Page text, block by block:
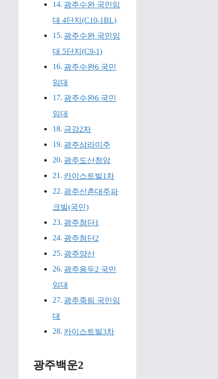
광주수완 국민임
대 4단지(C10-1BL)
광주수완 국민임
대 5단지(C9-1)
광주수완6 국민
임대
광주수완6 국민
임대
금강2차
광주삼라미주
광주도산청암
카이스트빌1차
광주신촌대주파
크빌(국민)
광주첨단1
광주첨단2
광주양산
광주용두2 국민
임대
광주죽림 국민임
대
카이스트빌3차
광주백운2